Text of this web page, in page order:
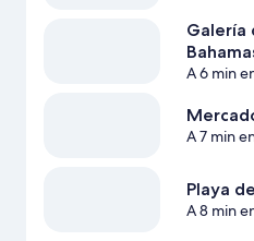
Galería
A 6 min
A 7 min
Playa
A 8 min